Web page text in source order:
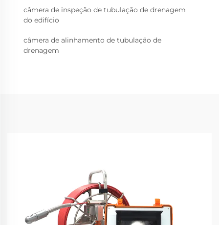
câmera de inspeção de tubulação de drenagem
do edifício
câmera de alinhamento de tubulação de
drenagem